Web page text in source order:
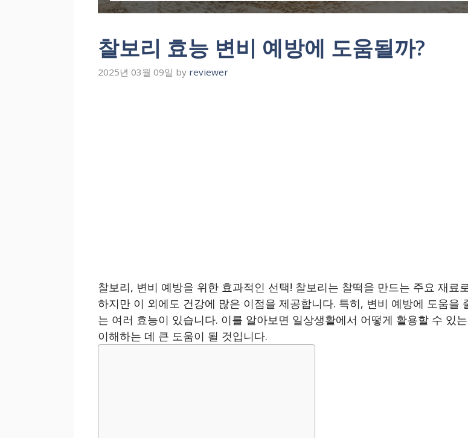
찰보리 효능 변비 예방에 도움될까?
2025년 03월 09일 by reviewer
찰보리, 변비 예방을 위한 효과적인 선택! 찰보리는 찰떡을 만드는 주요 재료
하지만 이 외에도 건강에 많은 이점을 제공합니다. 특히, 변비 예방에 도움을
는 여러 효능이 있습니다. 이를 알아보면 일상생활에서 어떻게 활용할 수 있
이해하는 데 큰 도움이 될 것입니다.